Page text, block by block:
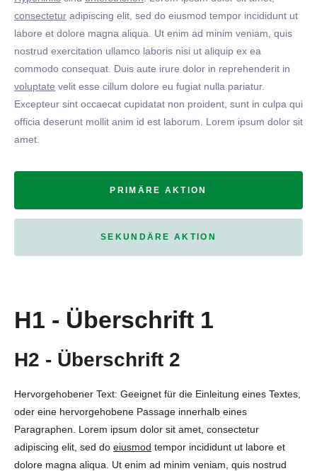
consectetur adipiscing elit, sed do eiusmod tempor incididunt ut
labore et dolore magna aliqua. Ut enim ad minim veniam, quis
nostrud exercitation ullamco laboris nisi ut aliquip ex ea
commodo consequat. Duis aute irure dolor in reprehenderit in
voluptate velit esse cillum dolore eu fugiat nulla pariatur.
Excepteur sint occaecat cupidatat non proident, sunt in culpa qui
officia deserunt mollit anim id est laborum. Lorem ipsum dolor sit
amet.
PRIMÄRE AKTION
SEKUNDÄRE AKTION
H1 - Überschrift 1
H2 - Überschrift 2
Hervorgehobener Text: Geeignet für die Einleitung eines Textes,
oder eine hervorgehobene Passage innerhalb eines
Paragraphen. Lorem ipsum dolor sit amet, consectetur
adipiscing elit, sed do eiusmod tempor incididunt ut labore et
dolore magna aliqua. Ut enim ad minim veniam, quis nostrud